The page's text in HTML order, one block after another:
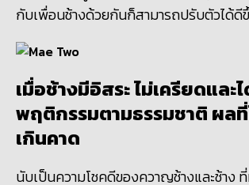
กับเพื่อนช้างด้วยกันก็สามารถปรับตัวได้ดี
เมื่อช้างมีอิสระ ไม่เครียดและ
พฤติกรรมตามธรรมชาติ ผล
เกินคาด
นับเป็นความโชคดีของควาญช้างและช้าง